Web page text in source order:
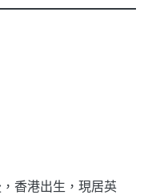
香港出生，現居英